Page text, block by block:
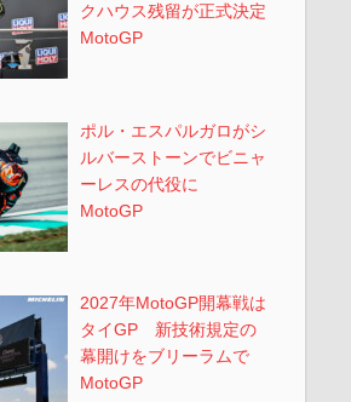
クハウス残留が正式決定
MotoGP
ポル・エスパルガロがシ
ルバーストーンでビニャ
ーレスの代役に
MotoGP
2027年MotoGP開幕戦は
タイGP 新技術規定の
幕開けをブリーラムで
MotoGP